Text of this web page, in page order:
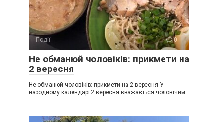
Події 0
Не обманюй чоловіків: прикмети на
2 вересня
Не обманюй чоловіків: прикмети на 2 вересня У
народному календарі 2 вересня вважається чоловічим